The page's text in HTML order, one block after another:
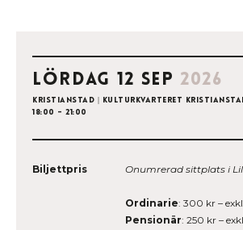
lördag 12 sep 2026
Kristianstad | Kulturkvarteret
18:00 - 21:00
Biljettpris Onumrerad sittplats i
Ordinarie: 300 kr –
Pensionär: 250 kr –